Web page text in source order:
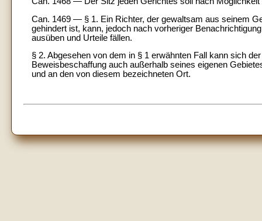
Can. 1469 — § 1. Ein Richter, der gewaltsam aus seinem
gehindert ist, kann, jedoch nach vorheriger
ausüben und Urteile fällen.
§ 2. Abgesehen von dem in § 1 erwähnten Fall kann sich
Beweisbeschaffung auch außerhalb seines eigenen
und an den von diesem bezeichneten Ort.